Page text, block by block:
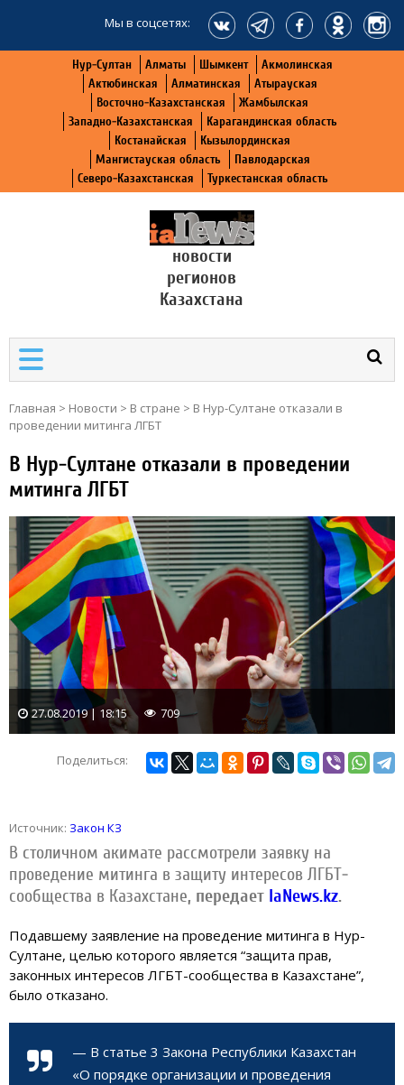
Мы в соцсетях:
Нур-Султан Алматы Шымкент
Акмолинская
Актюбинская
Алматинская
Атырауская
Восточно-Казахстанская
Жамбылская
Западно-Казахстанская
Карагандинская область
Костанайская
Кызылординская
Мангистауская область
Павлодарская
Северо-Казахстанская
Туркестанская область
новости
регионов
Казахстана
Главная > Новости > В стране > В Нур-Султане отказали в
проведении митинга ЛГБТ
В Нур-Султане отказали в проведении
митинга ЛГБТ
27.08.2019 | 18:15 709
Поделиться:
Источник: Закон КЗ
В столичном акимате рассмотрели заявку на
проведение митинга в защиту интересов ЛГБТ-
сообщества в Казахстане, передает IaNews.kz.
Подавшему заявление на проведение митинга в Нур-
Султане, целью которого является “защита прав,
законных интересов ЛГБТ-сообщества в Казахстане”,
было отказано.
— В статье 3 Закона Республики Казахстан
«О порядке организации и проведения